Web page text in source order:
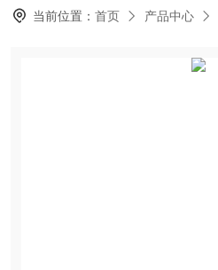
当前位置：首页 产品中心